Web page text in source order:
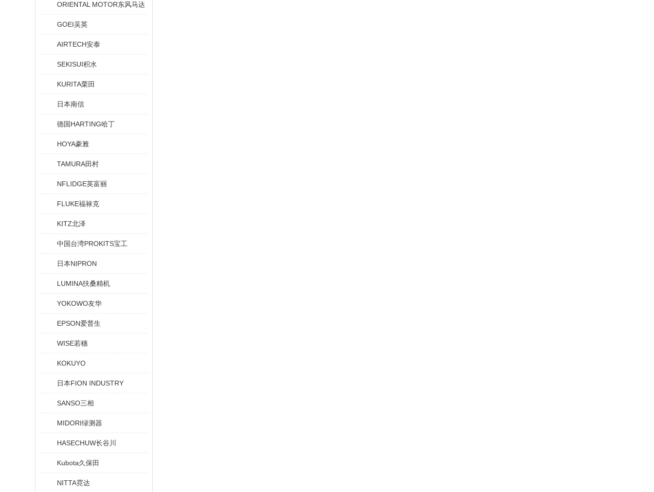
ORIENTAL MOTOR东风马达
GOEI吴英
AIRTECH安泰
SEKISUI积水
KURITA栗田
日本南信
德国HARTING哈丁
HOYA豪雅
TAMURA田村
NFLIDGE英富丽
FLUKE福禄克
KITZ北泽
中国台湾PROKITS宝工
日本NIPRON
LUMINA扶桑精机
YOKOWO友华
EPSON爱普生
WISE若穗
KOKUYO
日本FION INDUSTRY
SANSO三相
MIDORI绿测器
HASECHUW长谷川
Kubota久保田
NITTA霓达